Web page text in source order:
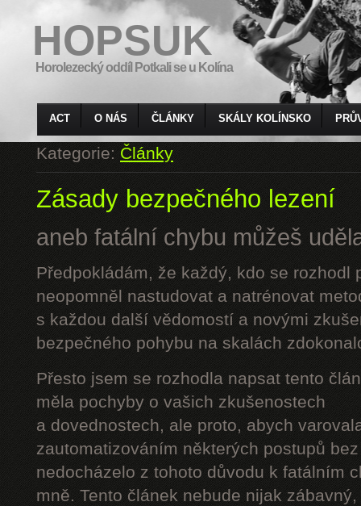
HOPSUK
Horolezecký oddíl Potkali se u Kolína
ACT O NÁS ČLÁNKY SKÁLY KOLÍNSKO
Kategorie:Články
Zásady bezpečného lezení
aneb fatální chybu můžeš
Předpokládám, že každý, kdo se rozhodl
neopomněl nastudovat a natrénovat
s každou další vědomostí a novými
bezpečného pohybu na skalách
Přesto jsem se rozhodla napsat tento
měla pochyby o vašich zkušenostech
a dovednostech, ale proto, abych
zautomatizováním některých postupů
nedocházelo z tohoto důvodu k fatálním
mně. Tento článek nebude nijak